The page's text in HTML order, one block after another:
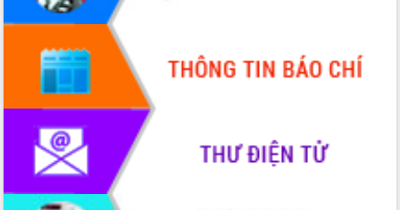
đến năm 2050
Phát động chiến dịch 30 ngày đêm
giải phóng mặt bằng Tuyến đường bộ
ven biển
Đắk Lắk nỗ lực thúc đẩy tăng trưởng
kinh tế từ 10% trở lên trong Quý
II/2026
Đắk Lắk ký kết thỏa thuận hợp tác về
chuyển đổi số giai đoạn 2026 – 2030
với Tập đoàn Bưu chính Viễn thông
Việt Nam